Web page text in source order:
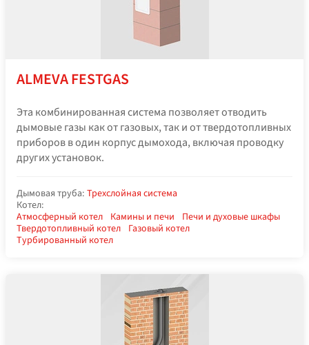
ALMEVA FESTGAS
Эта комбинированная система позволяет отводить
дымовые газы как от газовых, так и от твердотопливных
приборов в один корпус дымохода, включая проводку
других установок.
Дымовая труба: Трехслойная система
Котел:
Атмосферный котел Камины и печи
Печи и духовые шкафы
Твердотопливный котел Газовый котел
Турбированный котел